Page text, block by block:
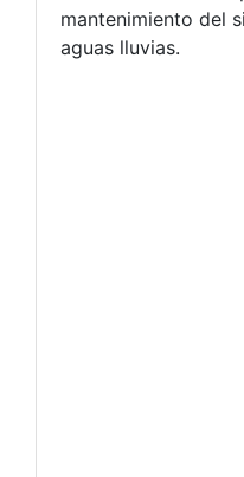
mantenimiento del
aguas lluvias.